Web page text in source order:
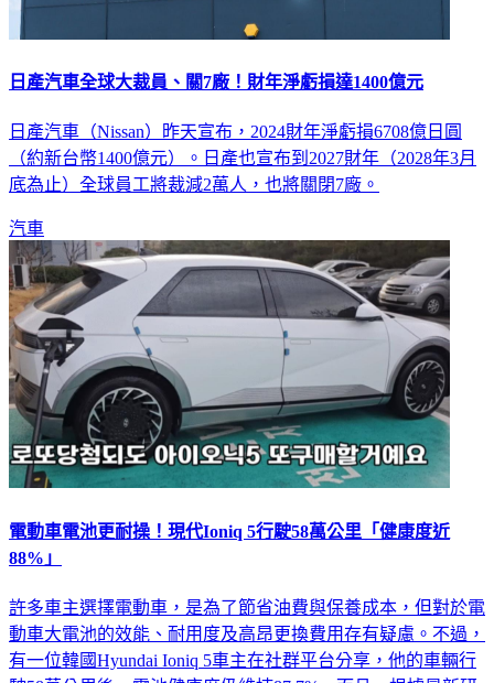
日產汽車全球大裁員、關7廠！財年淨虧損達1400億元
日產汽車（Nissan）昨天宣布，2024財年淨虧損6708億日圓
（約新台幣1400億元）。日產也宣布到2027財年（2028年3月
底為止）全球員工將裁減2萬人，也將關閉7廠。
汽車
電動車電池更耐操！現代Ioniq 5行駛58萬公里「健康度近
88%」
許多車主選擇電動車，是為了節省油費與保養成本，但對於電
動車大電池的效能、耐用度及高昂更換費用存有疑慮。不過，
有一位韓國Hyundai Ioniq 5車主在社群平台分享，他的車輛行